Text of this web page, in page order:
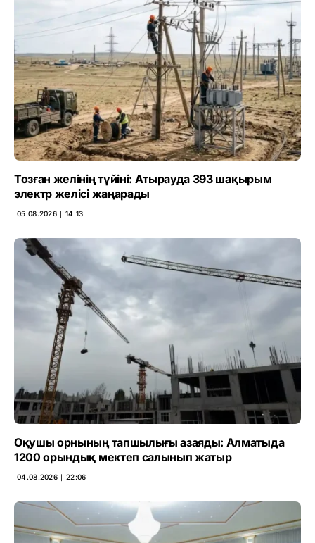
Тозған желінің түйіні: Атырауда 393 шақырым
электр желісі жаңарады
05.08.2026 ∣ 14:13
Оқушы орнының тапшылығы азаяды: Алматыда
1200 орындық мектеп салынып жатыр
04.08.2026 ∣ 22:06